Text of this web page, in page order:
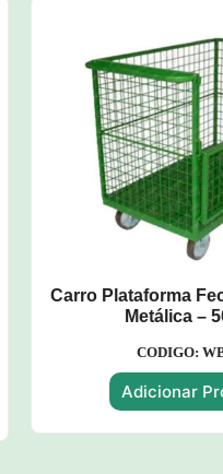
em Tela